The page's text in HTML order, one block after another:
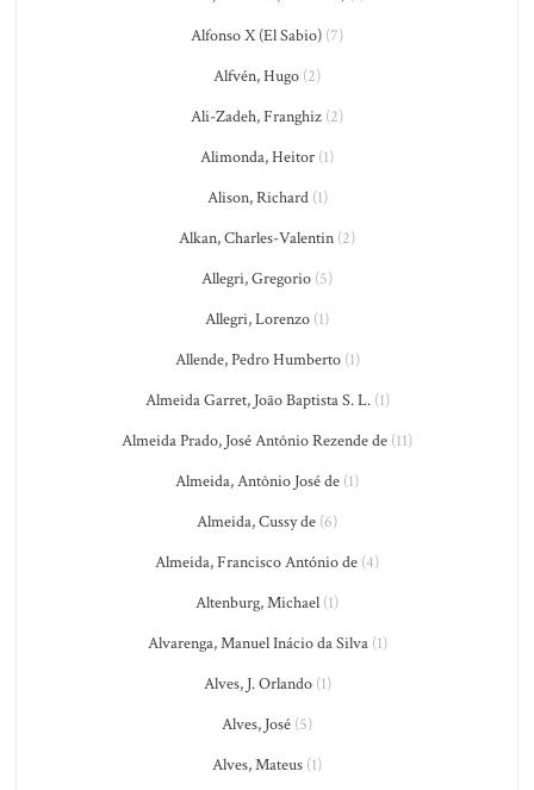
Alfonso X (El Sabio) (7)
Alfvén, Hugo (2)
Ali-Zadeh, Franghiz (2)
Alimonda, Heitor (1)
Alison, Richard(1)
Alkan, Charles-Valentin (2)
Allegri, Gregorio (5)
Allegri, Lorenzo (1)
Allende, Pedro Humberto(1)
Almeida Garret, João Baptista S. L.(1)
Almeida Prado, José Antônio Rezende de (11)
Almeida, Antônio José de (1)
Almeida, Cussy de (6)
Almeida, Francisco António de (4)
Altenburg, Michael (1)
Alvarenga, Manuel Inácio da Silva(1)
Alves, J. Orlando(1)
Alves, José (5)
Alves, Mateus (1)